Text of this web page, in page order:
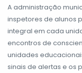
A administração
inspetores de alunos
integral em cada
encontros de
unidades
sinais de alertas e os